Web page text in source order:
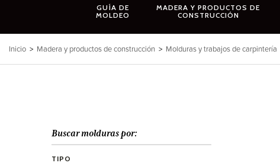
GUÍA DE
MOLDEO
MADERA Y PRODUCTOS DE
CONSTRUCCIÓN
Inicio > Madera y productos de construcción > Molduras y trabajos de carpintería
Buscar molduras por:
TIPO